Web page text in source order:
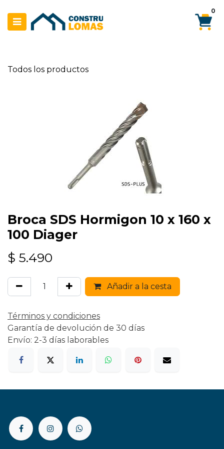
0
Todos los productos
Broca SDS Hormigon 10 x 160 x
100 Diager
$ 5.490
Añadir a la cesta
Términos y condiciones
Garantía de devolución de 30 días
Envío: 2-3 días laborables